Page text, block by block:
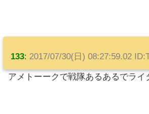
133: 2017/07/30(日) 08:27:59.02
アメトーークで戦隊あるあるでライ